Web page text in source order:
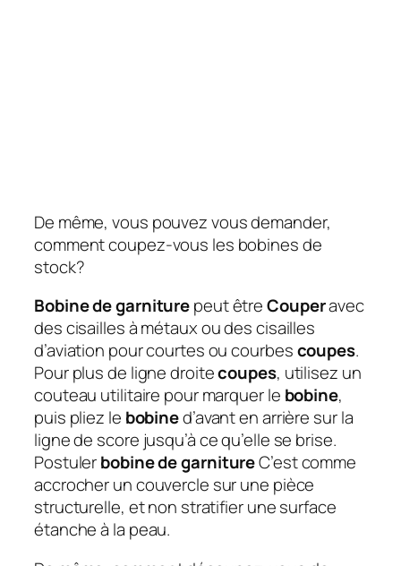
De même, vous pouvez vous demander,
comment coupez-vous les bobines de
stock?
Bobine de garniturepeut êtreCouperavec
des cisailles à métaux ou des cisailles
d’aviation pour courtes ou courbescoupes.
Pour plus de ligne droitecoupes, utilisez un
couteau utilitaire pour marquer le bobine,
puis pliez le bobined’avant en arrière sur la
ligne de score jusqu’à ce qu’elle se brise.
Postulerbobine de garnitureC’est comme
accrocher un couvercle sur une pièce
structurelle, et non stratifier une surface
étanche à la peau.